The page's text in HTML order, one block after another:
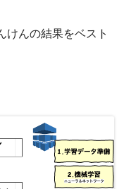
けんの結果をベスト